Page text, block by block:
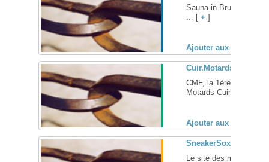
Sauna in Brussels,
... [ + ]
Ajouter aux favoris
Cuir.Motards.France,
CMF, la 1ère
Motards Cuir, Mecs
Ajouter aux favoris
SneakerSox
Le site des mecs en